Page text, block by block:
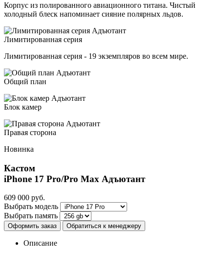
Корпус из полированного авиационного титана. Чистый
холодный блеск напоминает сияние полярных льдов.
Лимитированная серия
Лимитированная серия - 19 экземпляров во всем мире.
Общий план
Блок камер
Правая сторона
Новинка
Кастом
iPhone 17 Pro/Pro Max Адъютант
609 000 руб.
Выбрать модель
Выбрать память
Оформить заказ Обратиться к менеджеру
Описание